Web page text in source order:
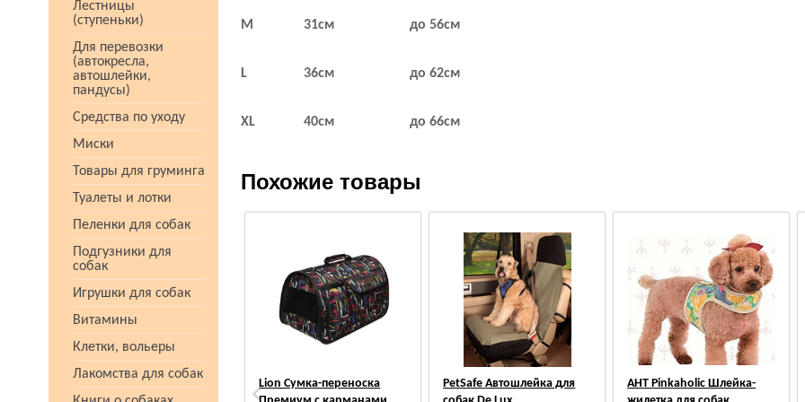
Лестницы
(ступеньки)
Для перевозки
(автокресла,
автошлейки,
пандусы)
Средства по уходу
Миски
Товары для груминга
Туалеты и лотки
Пеленки для собак
Подгузники для
собак
Игрушки для собак
Витамины
Клетки, вольеры
Лакомства для собак
M 31см до 56см
L 36см до 62см
XL 40см до 66см
Похожие товары
Lion Сумка-переноска
PetSafe Автошлейка для
АНТ Pinkaholic Шлейка-